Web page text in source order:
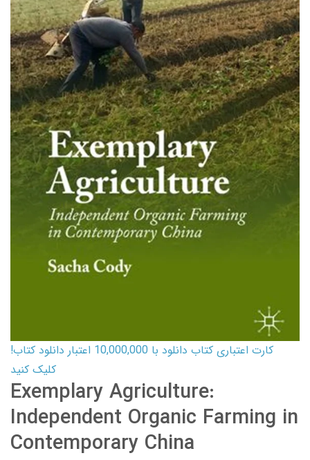
کارت اعتباری کتاب دانلود با 10,000,000 اعتبار دانلود کتاب!
کلیک کنید
Exemplary Agriculture:
Independent Organic Farming in
Contemporary China